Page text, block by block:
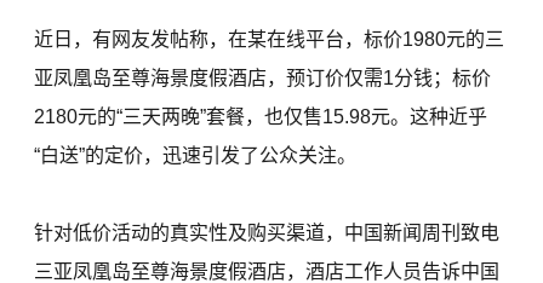
近日，有网友发帖称，在某在线平台，标价1980元的三
亚凤凰岛至尊海景度假酒店，预订价仅需1分钱；标价
2180元的“三天两晚”套餐，也仅售15.98元。这种近乎
“白送”的定价，迅速引发了公众关注。
针对低价活动的真实性及购买渠道，中国新闻周刊致电
三亚凤凰岛至尊海景度假酒店，酒店工作人员告诉中国